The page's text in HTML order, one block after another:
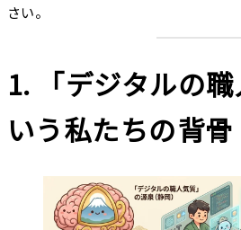
さい。
1. 「デジタルの
いう私たちの背骨